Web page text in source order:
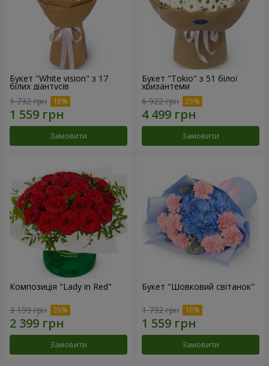
Букет "White vision" з 17
білих діантусів
1 732 грн
Замовити
Букет "Tokio" з 51 білої
хризантеми
6 922 грн
Замовити
Композиція "Lady in Red"
3 199 грн
Замовити
Букет "Шовковий світанок"
1 732 грн
Замовити